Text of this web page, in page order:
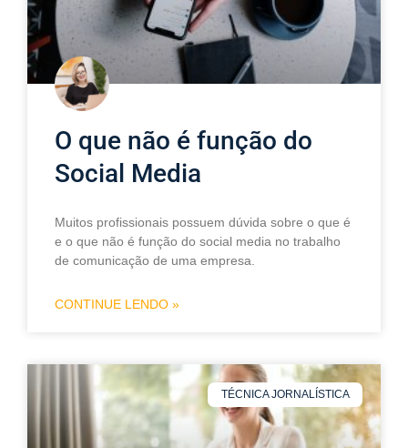
O que não é função do
Social Media
Muitos profissionais possuem dúvida sobre o que é
e o que não é função do social media no trabalho
de comunicação de uma empresa.
CONTINUE LENDO »
TÉCNICA JORNALÍSTICA